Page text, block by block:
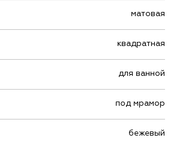
матовая
квадратная
для ванной
под мрамор
бежевый